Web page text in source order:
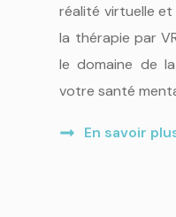
réalité virtuelle
la thérapie par
le domaine de
votre santé
En savoir